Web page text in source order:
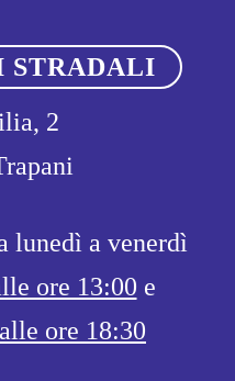
STRADALI
2
lunedì a venerdì
ore 13:00 e
ore 18:30